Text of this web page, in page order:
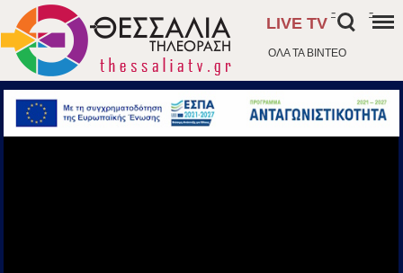
ΟΛΑ ΤΑ ΒΙΝΤΕΟ
LIVE TV
- -